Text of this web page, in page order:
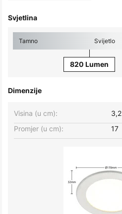
Svjetlina
Tamno Svijetlo
820 Lumen
Dimenzije
Visina (u cm):
3,2
Promjer (u cm):
17